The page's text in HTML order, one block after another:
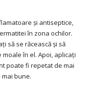
și antiseptice,
în zona ochilor.
să se răcească și să
în el. Apoi, aplicați
poate fi repetat de mai
bune.